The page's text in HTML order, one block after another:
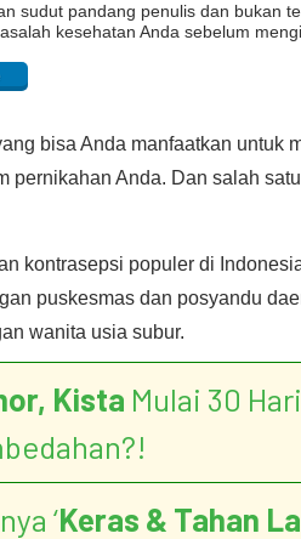
sudut pandang penulis dan bukan
kesehatan Anda sebelum
bisa Anda manfaatkan untuk
pernikahan Anda. Dan salah
kontrasepsi populer di
puskesmas dan posyandu
wanita usia subur.
Kista Mulai 30
‘Keras & Tahan